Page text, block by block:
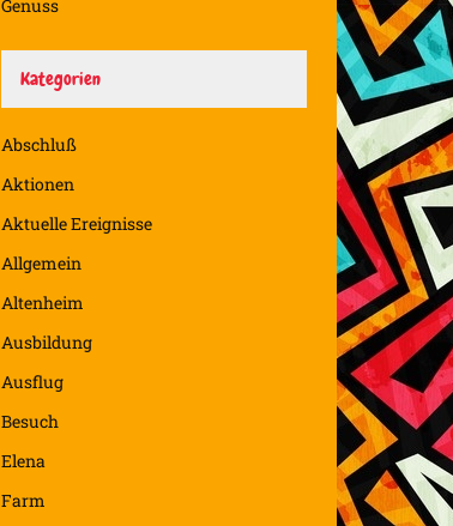
Genuss
Kategorien
Abschluß
Aktionen
Aktuelle Ereignisse
Allgemein
Altenheim
Ausbildung
Ausflug
Besuch
Elena
Farm